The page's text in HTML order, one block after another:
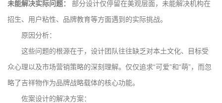
未能解决实际问题：
部分设计仅停留在美观层面，未能解决机构在
招生、用户粘性、品牌教育等方面遇到的实际挑战。
原因分析：
这些问题的根源在于，设计团队往往缺乏对本土文化、目标受
众心理以及市场营销策略的深刻理解。仅仅追求“可爱”和“萌”，而忽
略了吉祥物作为品牌战略载体的核心功能。
佐案设计的解决方案：